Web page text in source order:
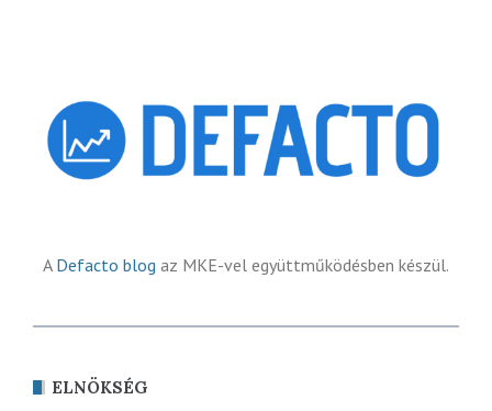
A Defacto blog az MKE-vel együttműködésben készül.
ELNÖKSÉG